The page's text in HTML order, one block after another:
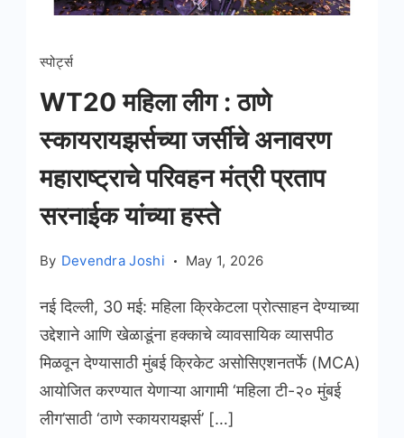
स्पोर्ट्स
WT20 महिला लीग : ठाणे
स्कायरायझर्सच्या जर्सीचे अनावरण
महाराष्ट्राचे परिवहन मंत्री प्रताप
सरनाईक यांच्या हस्ते
By Devendra Joshi May 1, 2026
नई दिल्ली, 30 मई: महिला क्रिकेटला प्रोत्साहन देण्याच्या
उद्देशाने आणि खेळाडूंना हक्काचे व्यावसायिक व्यासपीठ
मिळवून देण्यासाठी मुंबई क्रिकेट असोसिएशनतर्फे (MCA)
आयोजित करण्यात येणाऱ्या आगामी ‘महिला टी-२० मुंबई
लीग’साठी ‘ठाणे स्कायरायझर्स’ […]